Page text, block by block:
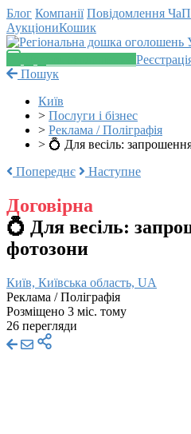
Блог Компанії Повідомлення
АукціониКошик
Пошук
Київ
> Послуги і бізнес
> Реклама / Поліграфія
> 💍 Для весіль:
Попереднє
Наступне
Договірна
💍 Для весіль:
фотозони
Київ, Київська область, UA
Реклама / Поліграфія
Розміщено 3 міс. тому
26 перегляди